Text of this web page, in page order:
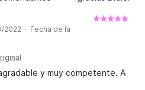
2022 · Fecha de la
y muy competente. A